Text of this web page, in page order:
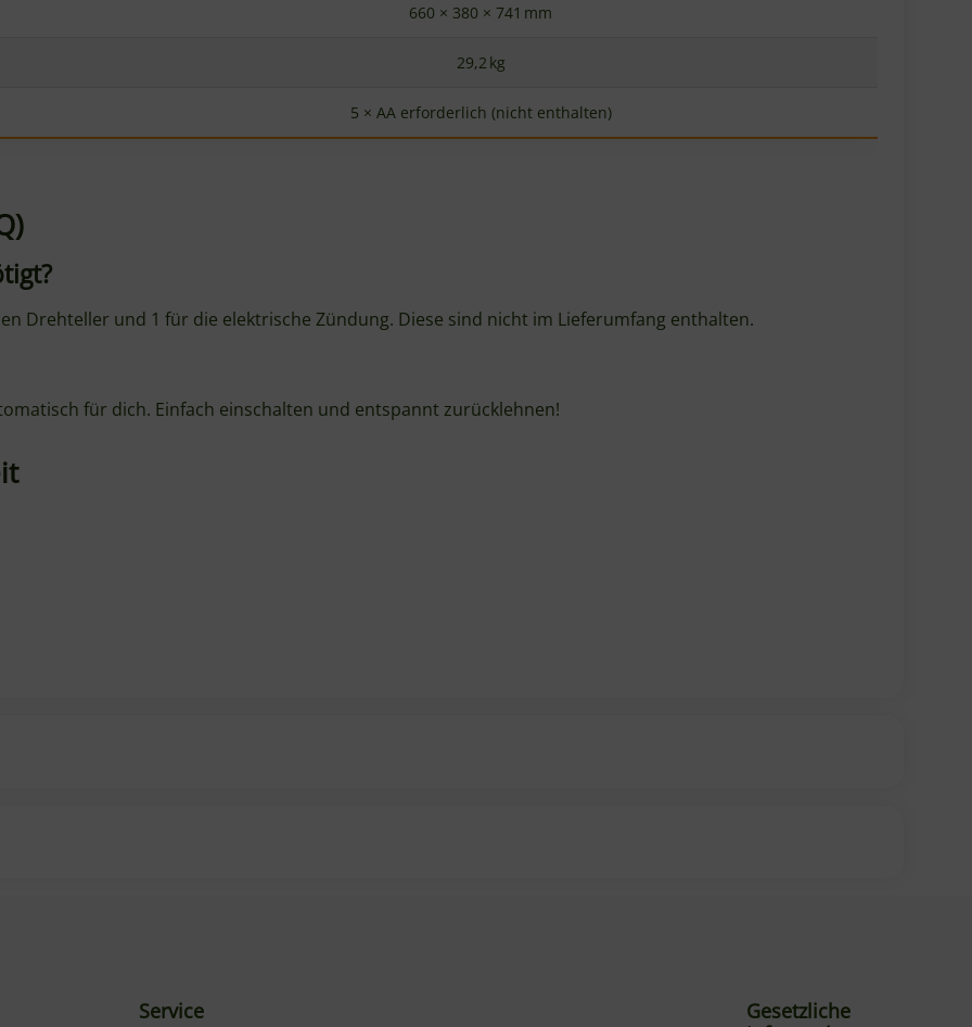
660 × 380 × 741 mm
29,2 kg
5 × AA erforderlich (nicht enthalten)
Drehteller und 1 für die elektrische Zündung. Diese sind nicht im Lieferumfang enthalten.
für dich. Einfach einschalten und entspannt zurücklehnen!
Service
Gesetzliche